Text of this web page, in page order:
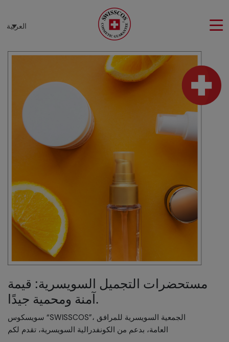
العربية
مستحضرات التجميل السويسرية: قيمة
آمنة ومحمية جيدًا.
سويسكوس “SWISSCOS”، الجمعية السويسرية للمرافق
العامة، بدعم من الكونفدرالية السويسرية، تقدم لكم